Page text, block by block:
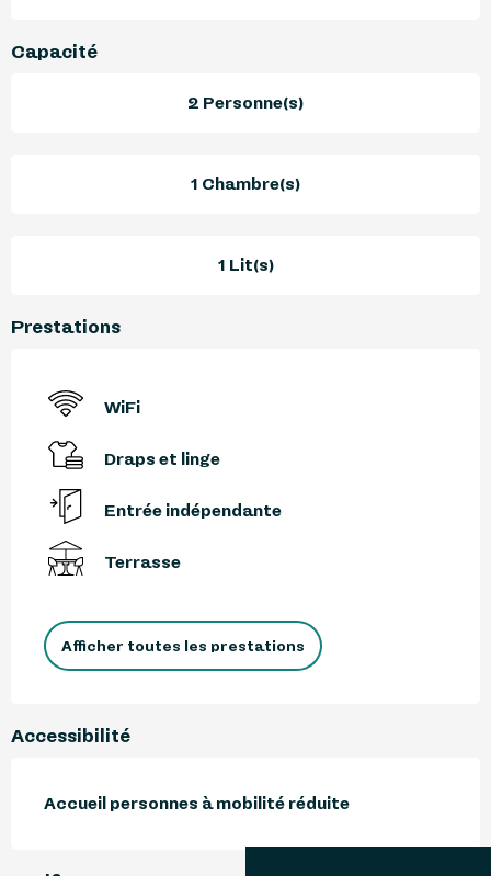
Capacité
2 Personne(s)
1 Chambre(s)
1 Lit(s)
Prestations
WiFi
Draps et linge
Entrée indépendante
Terrasse
Afficher toutes les prestations
Accessibilité
Accueil personnes à mobilité réduite